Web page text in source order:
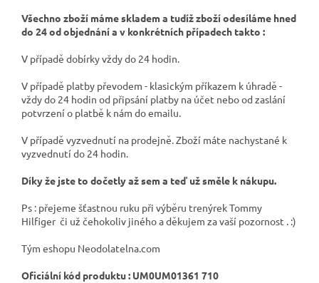
Všechno zboží máme skladem a tudíž zboží odesíláme hned
do 24 od objednání a v konkrétních případech takto :
V případě dobírky vždy do 24 hodin.
V případě platby převodem - klasickým příkazem k úhradě -
vždy do 24 hodin od připsání platby na účet nebo od zaslání
potvrzení o platbě k nám do emailu.
V případě vyzvednutí na prodejně. Zboží máte nachystané k
vyzvednutí do 24 hodin.
Díky že jste to dočetly až sem a teď už směle k nákupu.
Ps : přejeme šťastnou ruku při výběru trenýrek Tommy
Hilfiger či už čehokoliv jiného a děkujem za vaší pozornost . :)
Tým eshopu Neodolatelna.com
Oficiální kód produktu : UM0UM01361 710